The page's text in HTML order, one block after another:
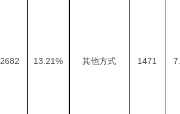
2682 13.21% 其他方式 1471